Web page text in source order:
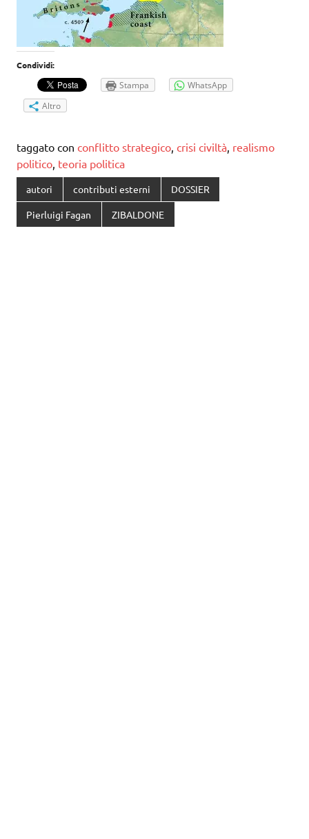
Condividi:
Stampa
WhatsApp
Altro
taggato con conflitto strategico crisi civiltà realismo
politico teoria politica
autori contributi esterni DOSSIER
Pierluigi Fagan ZIBALDONE